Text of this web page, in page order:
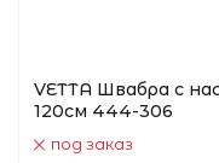
VETTA Швабра с
120см 444-306
под заказ